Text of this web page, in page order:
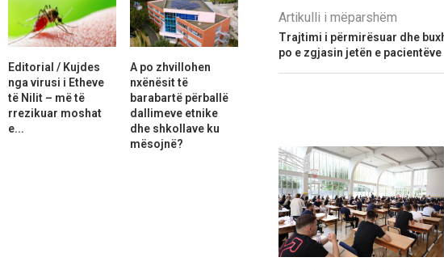
Artikulli i mëparshëm
Trajtimi i përmirësuar dhe
po e zgjasin jetën e
Editorial / Kujdes
nga virusi i Etheve
të Nilit – më të
rrezikuar moshat
e...
A po zhvillohen
nxënësit të
barabartë përballë
dallimeve etnike
dhe shkollave ku
mësojnë?